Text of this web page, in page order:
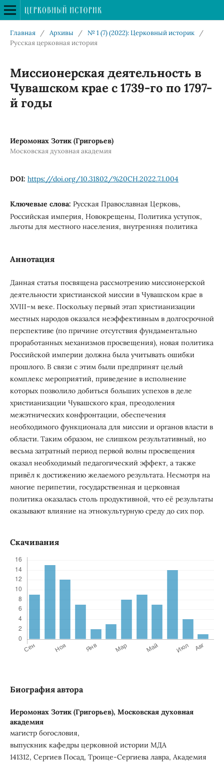
Главная / Архивы / № 1 (7) (2022): Церковный историк
/
Русская церковная история
Миссионерская деятельность в
Чувашском крае с 1739-го по 1797-
й годы
Иеромонах Зотик (Григорьев)
Московская духовная академия
DOI: https://doi.org/10.31802/%20CH.2022.7.1.004
Ключевые слова: Русская Православная Церковь,
Российская империя, Новокрещены, Политика уступок,
льготы для местного населения, внутренняя политика
Аннотация
Данная статья посвящена рассмотрению миссионерской
деятельности христианской миссии в Чувашском крае в
XVIII–м веке. Поскольку первый этап христианизации
местных народов оказался неэффективным в долгосрочной
перспективе (по причине отсутствия фундаментально
проработанных механизмов просвещения), новая политика
Российской империи должна была учитывать ошибки
прошлого. В связи с этим были предпринят целый
комплекс мероприятий, приведение в исполнение
которых позволило добиться больших успехов в деле
христианизации Чувашского края, преодоления
межэтнических конфронтации, обеспечения
необходимого функционала для миссии и органов власти в
области. Таким образом, не слишком результативный, но
весьма затратный период первой волны просвещения
оказал необходимый педагогический эффект, а также
привёл к достижению желаемого результата. Несмотря на
многие перипетии, государственная и церковная
политика оказалась столь продуктивной, что её результаты
оказывают влияние на этнокультурную среду до сих пор.
Скачивания
Биография автора
Иеромонах Зотик (Григорьев), Московская духовная
академия
магистр богословия,
выпускник кафедры церковной истории МДА
141312, Сергиев Посад, Троице-Сергиева лавра, Академия